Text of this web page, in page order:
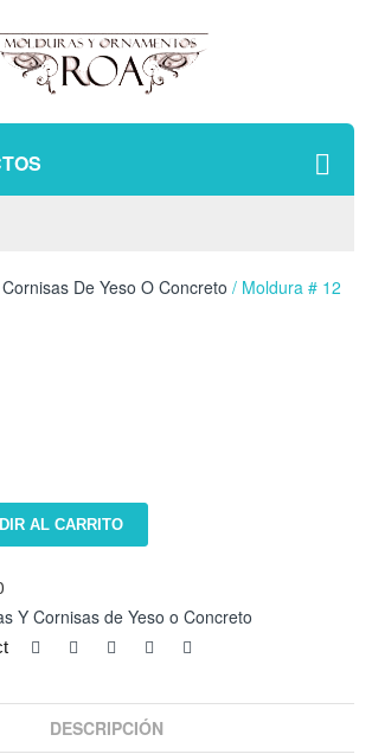
De Yeso O Concreto / Moldura # 12
AL CARRITO
Y Cornisas de Yeso o Concreto
DESCRIPCIÓN